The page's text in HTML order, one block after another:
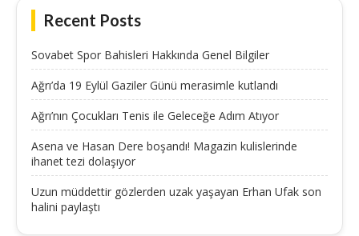
Recent Posts
Sovabet Spor Bahisleri Hakkında Genel Bilgiler
Ağrı’da 19 Eylül Gaziler Günü merasimle kutlandı
Ağrı’nın Çocukları Tenis ile Geleceğe Adım Atıyor
Asena ve Hasan Dere boşandı! Magazin kulislerinde
ihanet tezi dolaşıyor
Uzun müddettir gözlerden uzak yaşayan Erhan Ufak son
halini paylaştı